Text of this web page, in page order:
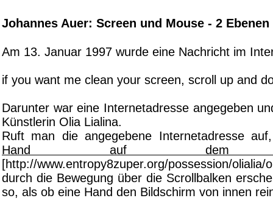
Johannes Auer: Screen und Mouse - 2
Am 13. Januar 1997 wurde eine Nachricht im
if you want me clean your screen, scroll up and
Darunter war eine Internetadresse angegeben
Künstlerin Olia Lialina.
Ruft man die angegebene Internetadresse
Hand auf dem
[http://www.entropy8zuper.org/possession/
durch die Bewegung über die Scrollbalken
so, als ob eine Hand den Bildschirm von innen